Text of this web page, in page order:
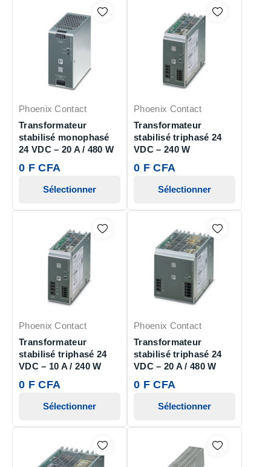
Phoenix Contact
Transformateur
stabilisé monophasé
24 VDC – 20 A / 480 W
0 F CFA
Sélectionner
Phoenix Contact
Transformateur
stabilisé triphasé 24
VDC – 240 W
0 F CFA
Sélectionner
Phoenix Contact
Transformateur
stabilisé triphasé 24
VDC – 10 A / 240 W
0 F CFA
Sélectionner
Phoenix Contact
Transformateur
stabilisé triphasé 24
VDC – 20 A / 480 W
0 F CFA
Sélectionner